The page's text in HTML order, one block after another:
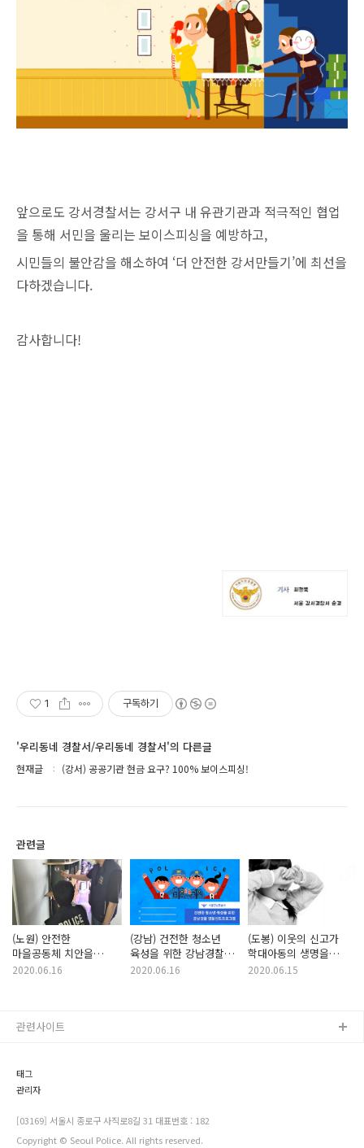
앞으로도 강서경찰서는 강서구 내 유관기관과 적극적인 협업
을 통해 서민을 울리는 보이스피싱을 예방하고,
시민들의 불안감을 해소하여 ‘더 안전한 강서만들기’에 최선을
다하겠습니다.
감사합니다!
1 구독하기
'우리동네 경찰서/우리동네 경찰서'의 다른글
현재글 (강서) 공공기관 현금 요구? 100% 보이스피싱!
관련글
(노원) 안전한
마을공동체 치안을
위하여
2020.06.16
(강남) 건전한 청소년
육성을 위한 강남경찰
경찰선도프로그램
2020.06.16
(도봉) 이웃의 신고가
학대아동의 생명을
살립니다!
2020.06.15
태그
관리자
[03169] 서울시 종로구 사직로8길 31 대표번호 : 182
Copyright © Seoul Police. All rights reserved.
관련사이트